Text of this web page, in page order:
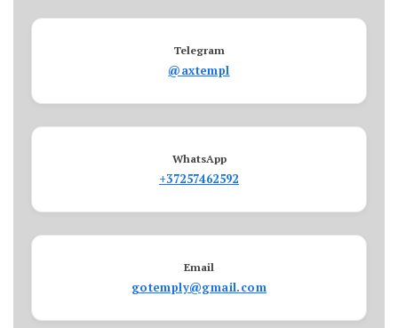
Telegram
@axtempl
WhatsApp
+37257462592
Email
gotemply@gmail.com